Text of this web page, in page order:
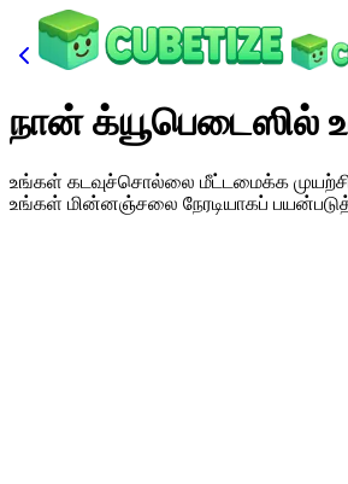
நான் க்யூபெடைஸில்
உங்கள் கடவுச்சொல்லை மீட்டமைக்க
உங்கள் மின்னஞ்சலை நேரடியாகப்